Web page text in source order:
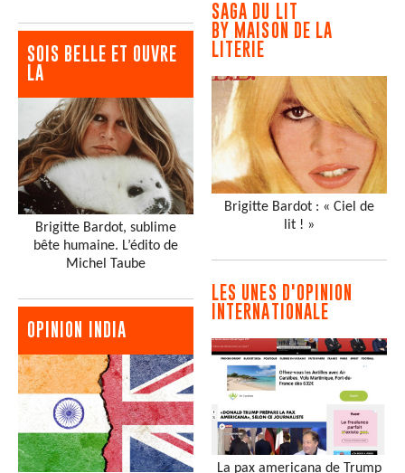
SOIS BELLE ET OUVRE
LA
Brigitte Bardot, sublime
bête humaine. L’édito de
Michel Taube
OPINION INDIA
SAGA DU LIT
BY MAISON DE LA
LITERIE
Brigitte Bardot : « Ciel de
lit ! »
LES UNES D'OPINION
INTERNATIONALE
La pax americana de Trump